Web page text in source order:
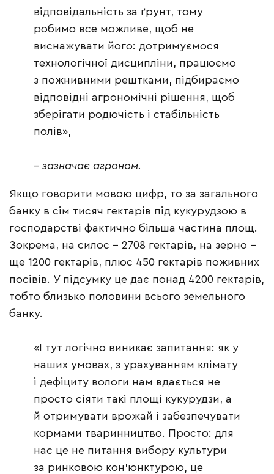
відповідальність за ґрунт, тому
робимо все можливе, щоб не
виснажувати його: дотримуємося
технологічної дисципліни, працюємо
з пожнивними рештками, підбираємо
відповідні агрономічні рішення, щоб
зберігати родючість і стабільність
полів»,
– зазначає агроном.
Якщо говорити мовою цифр, то за загального
банку в сім тисяч гектарів під кукурудзою в
господарстві фактично більша частина площ.
Зокрема, на силос – 2708 гектарів, на зерно –
ще 1200 гектарів, плюс 450 гектарів поживних
посівів. У підсумку це дає понад 4200 гектарів,
тобто близько половини всього земельного
банку.
«І тут логічно виникає запитання: як у
наших умовах, з урахуванням клімату
і дефіциту вологи нам вдається не
просто сіяти такі площі кукурудзи, а
й отримувати врожай і забезпечувати
кормами тваринництво. Просто: для
нас це не питання вибору культури
за ринковою кон’юнктурою, це